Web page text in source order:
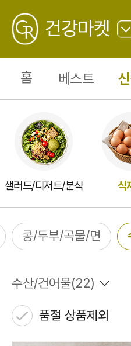
GREATING
건강마켓
로
홈 베스트
샐러드/디저트/분식 식
콩/두부/곡물/면
수산/건어물(22)
품절 상품제외